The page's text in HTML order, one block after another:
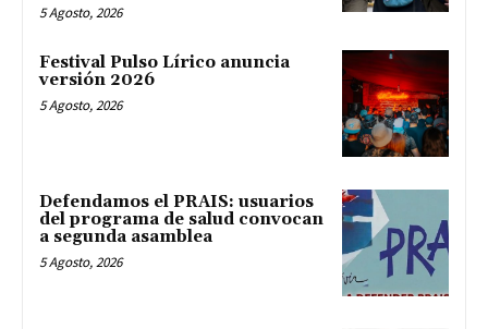
5 Agosto, 2026
Festival Pulso Lírico anuncia
versión 2026
5 Agosto, 2026
Defendamos el PRAIS: usuarios
del programa de salud convocan
a segunda asamblea
5 Agosto, 2026